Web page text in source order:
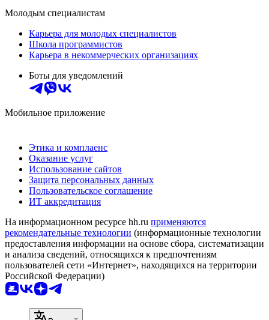
Молодым специалистам
Карьера для молодых специалистов
Школа программистов
Карьера в некоммерческих организациях
Боты для уведомлений
Мобильное приложение
Этика и комплаенс
Оказание услуг
Использование сайтов
Защита персональных данных
Пользовательское соглашение
ИТ аккредитация
На информационном ресурсе hh.ru применяются
рекомендательные технологии (информационные технологии
предоставления информации на основе сбора, систематизации
и анализа сведений, относящихся к предпочтениям
пользователей сети «Интернет», находящихся на территории
Российской Федерации)